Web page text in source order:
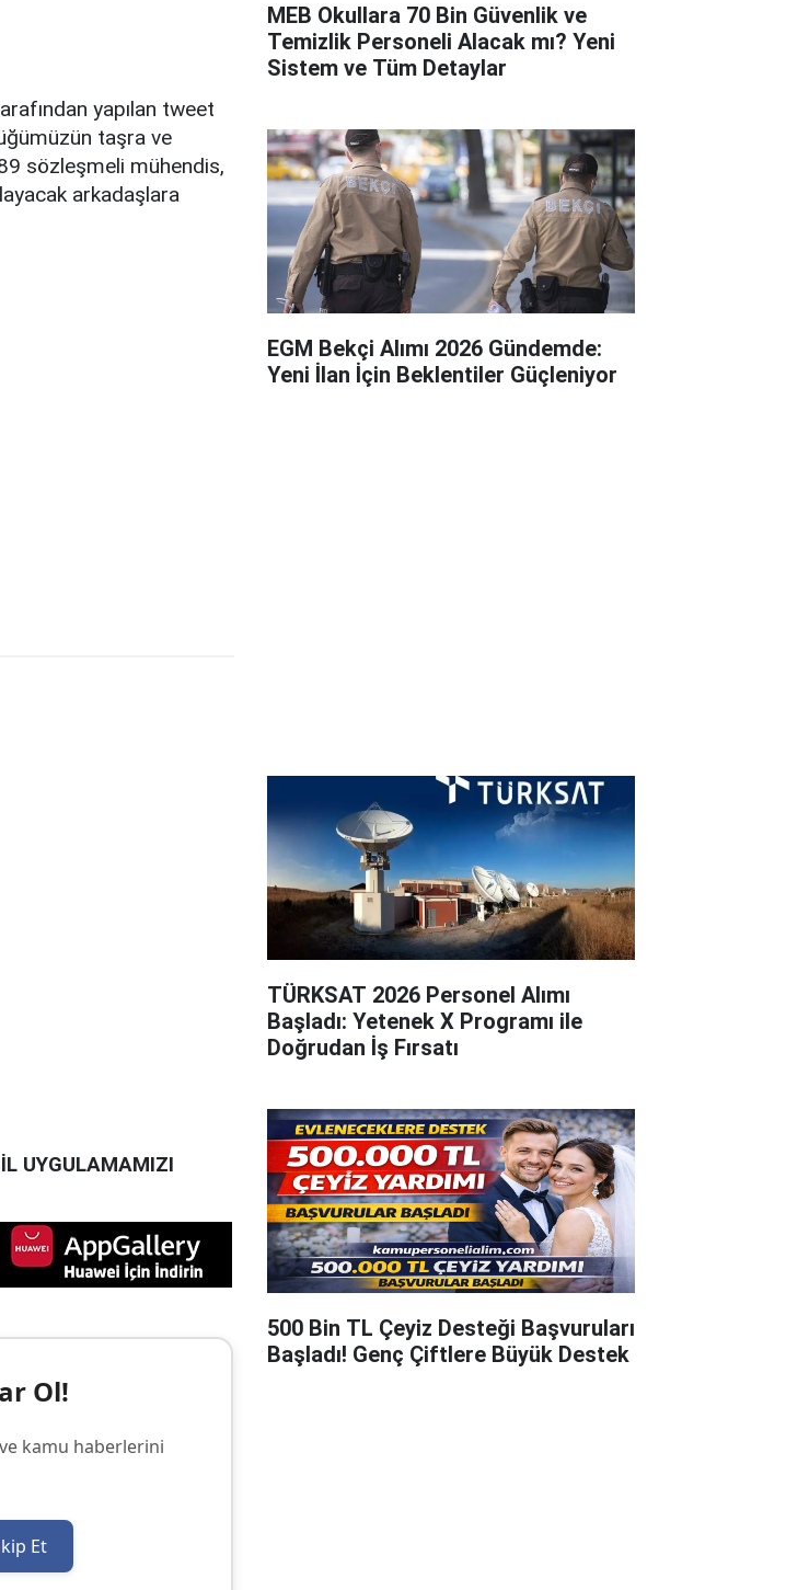
yapılan tweet
taşra ve
sözleşmeli mühendis,
arkadaşlara
UYGULAMAMIZI
Ol!
ve kamu haberlerini
Et
MEB Okullara 70 Bin Güvenlik ve
Temizlik Personeli Alacak mı? Yeni
Sistem ve Tüm Detaylar
EGM Bekçi Alımı 2026 Gündemde:
Yeni İlan İçin Beklentiler Güçleniyor
TÜRKSAT 2026 Personel Alımı
Başladı: Yetenek X Programı ile
Doğrudan İş Fırsatı
500 Bin TL Çeyiz Desteği Başvuruları
Başladı! Genç Çiftlere Büyük Destek